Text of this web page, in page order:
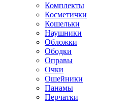
Комплекты
Косметички
Кошельки
Наушники
Обложки
Ободки
Оправы
Очки
Ошейники
Панамы
Перчатки